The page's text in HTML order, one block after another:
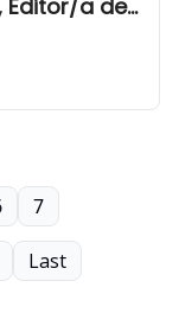
Editor/a de
7
Last